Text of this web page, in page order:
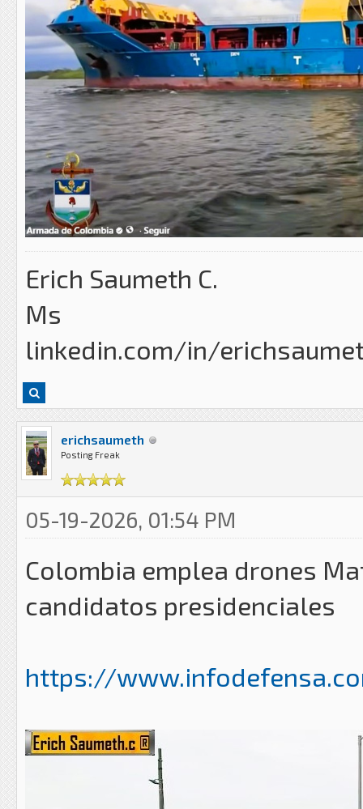
Erich Saumeth C.
Ms
linkedin.com/in/
erichsaumeth
Posting Freak
05-19-2026, 01:54 PM
Colombia emplea drones
candidatos presidenciales
https://